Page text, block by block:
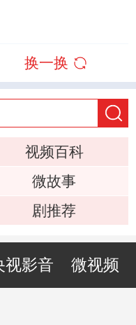
换一换
视频百科
微故事
剧推荐
视影音 微视频